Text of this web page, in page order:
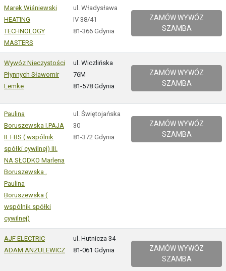
Marek Wiśniewski
HEATING
TECHNOLOGY
MASTERS
ul. Władysława
IV 38/41
81-366 Gdynia
ZAMÓW WYWÓZ
SZAMBA
Wywóz Nieczystości
Płynnych Sławomir
Lemke
ul. Wiczlińska
76M
81-578 Gdynia
ZAMÓW WYWÓZ
SZAMBA
Paulina
Boruszewska I.PAJA
II. FBS ( wspólnik
spółki cywilnej) III.
NA SŁODKO Marlena
Boruszewska ,
Paulina
Boruszewska (
wspólnik spółki
cywilnej)
ul. Świętojańska
30
81-372 Gdynia
ZAMÓW WYWÓZ
SZAMBA
AJF ELECTRIC
ADAM ANZULEWICZ
ul. Hutnicza 34
81-061 Gdynia
ZAMÓW WYWÓZ
SZAMBA